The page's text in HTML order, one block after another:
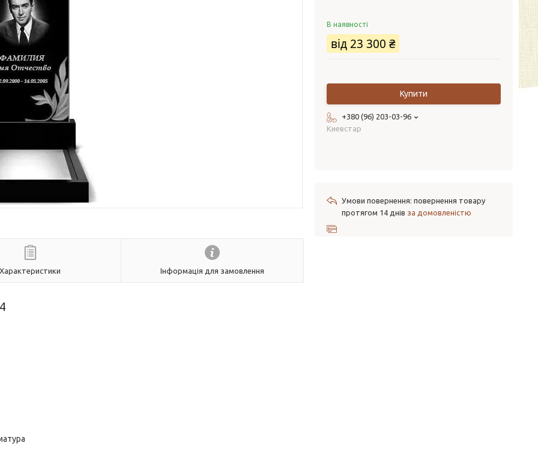
Характеристики Інформація для замовлення
В наявності
від23 300 ₴
Купити
+380 (96) 203-03-96
Киевстар
повернення товару
протягом 14 днів за домовленістю